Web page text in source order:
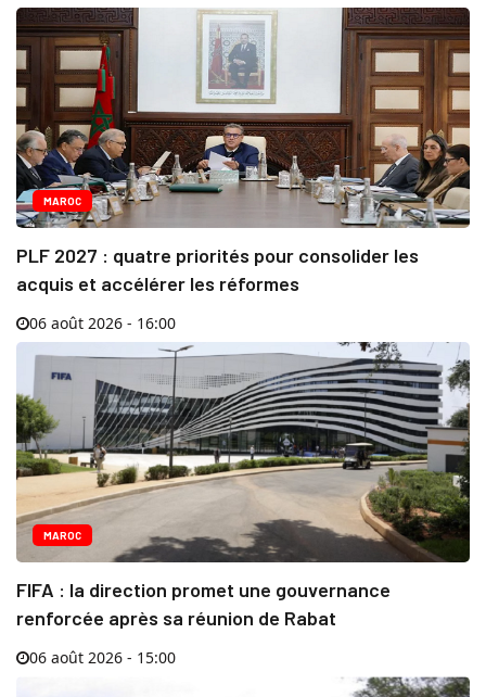
MAROC
PLF 2027 : quatre priorités pour consolider les
acquis et accélérer les réformes
06 août 2026 - 16:00
MAROC
FIFA : la direction promet une gouvernance
renforcée après sa réunion de Rabat
06 août 2026 - 15:00